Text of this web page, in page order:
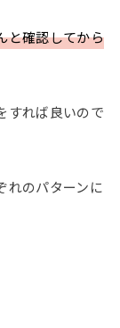
と確認してから
すれば良いので
れのパターンに